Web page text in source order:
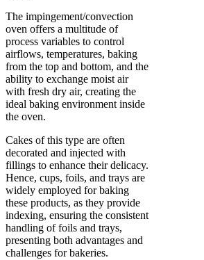
The impingement/convection
oven offers a multitude of
process variables to control
airflows, temperatures, baking
from the top and bottom, and the
ability to exchange moist air
with fresh dry air, creating the
ideal baking environment inside
the oven.
Cakes of this type are often
decorated and injected with
fillings to enhance their delicacy.
Hence, cups, foils, and trays are
widely employed for baking
these products, as they provide
indexing, ensuring the consistent
handling of foils and trays,
presenting both advantages and
challenges for bakeries.